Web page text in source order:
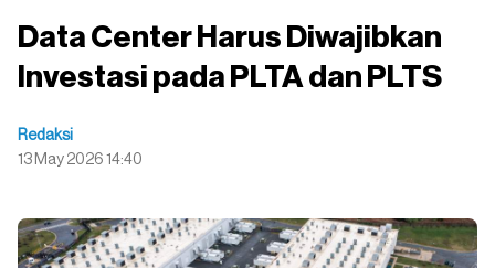
Data Center Harus Diwajibkan
Investasi pada PLTA dan PLTS
Redaksi
13 May 2026 14:40